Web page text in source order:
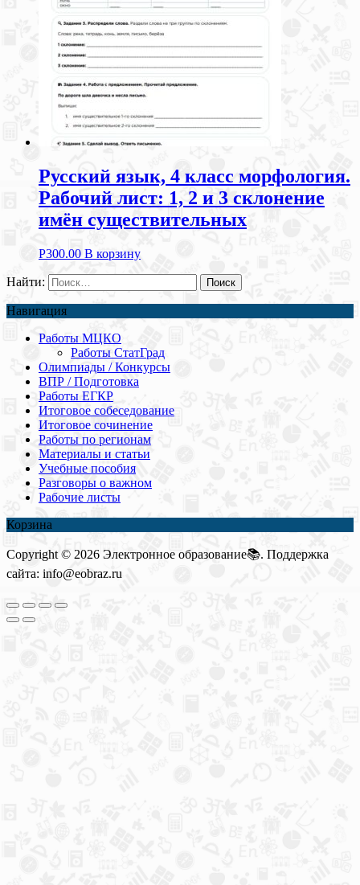
Русский язык, 4 класс морфология.
Рабочий лист: 1, 2 и 3 склонение
имён существительных
Р300.00 В корзину
Найти:
Навигация
Работы МЦКО
Работы СтатГрад
Олимпиады / Конкурсы
ВПР / Подготовка
Работы ЕГКР
Итоговое собеседование
Итоговое сочинение
Работы по регионам
Материалы и статьи
Учебные пособия
Разговоры о важном
Рабочие листы
Корзина
Copyright © 2026 Электронное образование📚. Поддержка
сайта: info@eobraz.ru